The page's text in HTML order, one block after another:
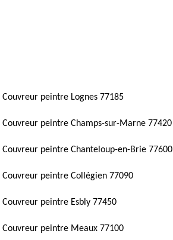
Couvreur peintre Lognes 77185
Couvreur peintre Champs-sur-Marne 77420
Couvreur peintre Chanteloup-en-Brie 77600
Couvreur peintre Collégien 77090
Couvreur peintre Esbly 77450
Couvreur peintre Meaux 77100